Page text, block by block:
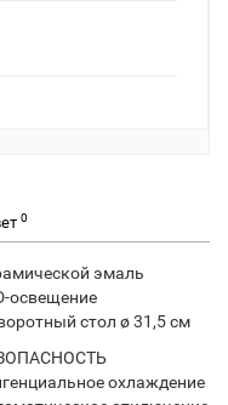
0
эмаль
освещение
стол ø 31,5 см
охлаждение